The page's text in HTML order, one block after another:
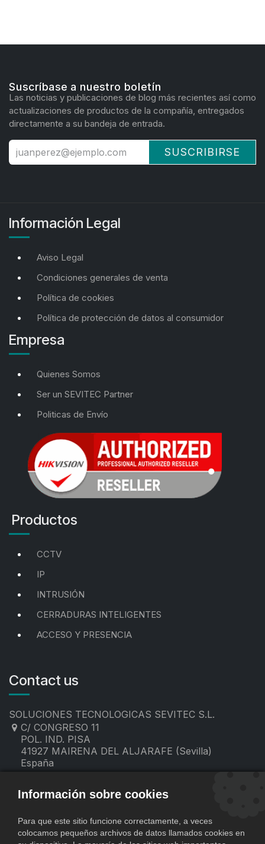
Suscríbase a nuestro boletín
Las noticias y publicaciones de blog más recientes así como
actualizaciones de productos de la compañía, entregados
directamente a su bandeja de entrada.
SUSCRIBIRSE
Información Legal
Aviso Legal
Condiciones generales de venta
Política de cookies
Política de protección de datos al consumidor
Empresa
Quienes Somos
Ser un SEVITEC Partner
Politicas de Envío
Productos
CCTV
IP
INTRUSIÓN
CERRADURAS INTELIGENTES
ACCESO Y PRESENCIA
Contact us
SOLUCIONES TECNOLOGICAS SEVITEC S.L.
C/ CONGRESO 11
POL. IND. PISA
41927 MAIRENA DEL ALJARAFE (Sevilla)
España
contacto@sevitec.es
Información sobre cookies
Para que este sitio funcione correctamente, a veces
colocamos pequeños archivos de datos llamados cookies en